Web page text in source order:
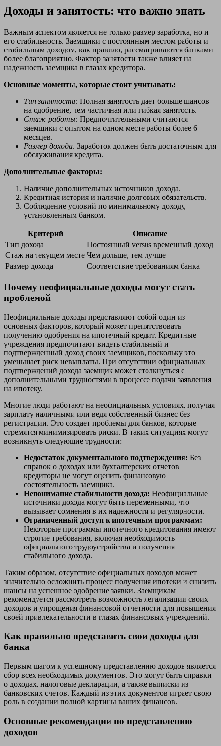
Доходы и занятость: что важно знать
Важным аспектом является не только размер заработка, но и
его стабильность. Заемщики с постоянным местом работы и
стабильным доходом, как правило, рассматриваются банками
более благоприятно. Фактор занятости также влияет на
надежность заемщика в глазах кредитора.
Основные моменты, которые стоит учитывать:
Тип занятости: Полная занятость дает больше шансов
на одобрение, чем частичная или гибкая занятость.
Стаж работы: Предпочтительными считаются
заемщики с опытом на одном месте работы более 6
месяцев.
Размер дохода: Заработок должен быть достаточным для
обслуживания кредита.
Дополнительные факторы:
Наличие дополнительных источников дохода.
Кредитная история и наличие долговых обязательств.
Соблюдение условий по минимальному доходу,
установленным банком.
Критерий
Описание
Тип дохода
Постоянный versus временный доход
Стаж на текущем месте Чем дольше, тем лучше
Размер дохода
Соответствие требованиям банка
Почему неофициальные доходы могут стать
проблемой
Неофициальные доходы представляют собой один из
основных факторов, который может препятствовать
получению одобрения на ипотечный кредит. Кредитные
учреждения предпочитают видеть стабильный и
подтвержденный доход своих заемщиков, поскольку это
уменьшает риск невыплаты. При отсутствии официальных
подтверждений дохода заемщик может столкнуться с
дополнительными трудностями в процессе подачи заявления
на ипотеку.
Многие люди работают на неофициальных условиях, получая
зарплату наличными или ведя собственный бизнес без
регистрации. Это создает проблемы для банков, которые
стремятся минимизировать риски. В таких ситуациях могут
возникнуть следующие трудности:
Недостаток документального подтверждения: Без
справок о доходах или бухгалтерских отчетов
кредиторы не могут оценить финансовую
состоятельность заемщика.
Непонимание стабильности дохода: Неофициальные
источники дохода могут быть переменными, что
вызывает сомнения в их надежности и регулярности.
Ограниченный доступ к ипотечным программам:
Некоторые программы ипотечного кредитования имеют
строгие требования, включая необходимость
официального трудоустройства и получения
стабильного дохода.
Таким образом, отсутствие официальных доходов может
значительно осложнить процесс получения ипотеки и снизить
шансы на успешное одобрение заявки. Заемщикам
рекомендуется рассмотреть возможность легализации своих
доходов и упрощения финансовой отчетности для повышения
своей привлекательности в глазах финансовых учреждений.
Как правильно представить свои доходы для
банка
Первым шагом к успешному представлению доходов является
сбор всех необходимых документов. Это могут быть справки
о доходах, налоговые декларации, а также выписки из
банковских счетов. Каждый из этих документов играет свою
роль в создании полной картины ваших финансов.
Основные рекомендации по представлению
доходов